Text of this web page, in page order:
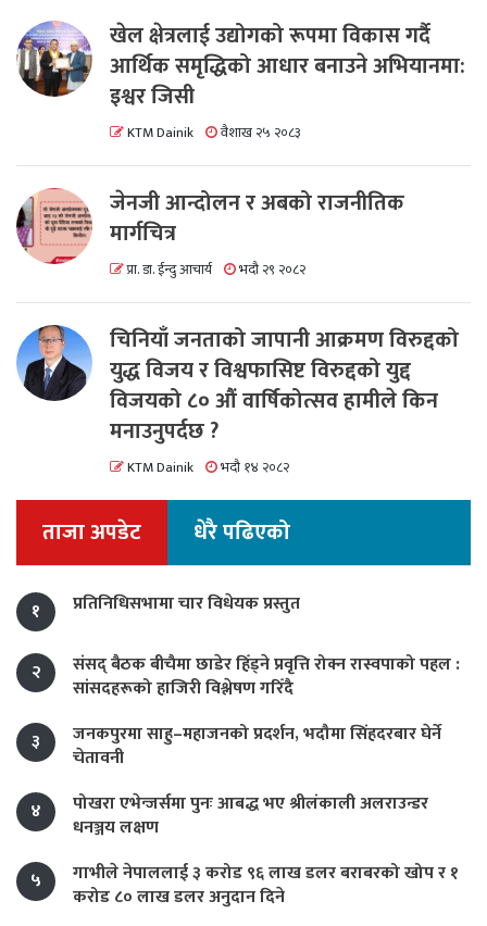
खेल क्षेत्रलाई उद्योगको रूपमा विकास गर्दै
आर्थिक समृद्धिको आधार बनाउने अभियानमा:
इश्वर जिसी
KTM Dainik वैशाख २५ २०८३
जेनजी आन्दोलन र अबको राजनीतिक
मार्गचित्र
प्रा. डा. ईन्दु आचार्य भदौ २९ २०८२
चिनियाँ जनताको जापानी आक्रमण विरुद्दको
युद्ध विजय र विश्वफासिष्ट विरुद्दको युद्द
विजयको ८० औं वार्षिकोत्सव हामीले किन
मनाउनुपर्दछ ?
KTM Dainik भदौ १४ २०८२
ताजा अपडेट धेरै पढिएको
१ प्रतिनिधिसभामा चार विधेयक प्रस्तुत
२
संसद् बैठक बीचैमा छाडेर हिँड्ने प्रवृत्ति रोक्न रास्वपाको पहल :
सांसदहरूको हाजिरी विश्लेषण गरिँदै
३
जनकपुरमा साहु–महाजनको प्रदर्शन, भदौमा सिंहदरबार घेर्ने
चेतावनी
४
पोखरा एभेन्जर्समा पुनः आबद्ध भए श्रीलंकाली अलराउन्डर
धनञ्जय लक्षण
५
गाभीले नेपाललाई ३ करोड ९६ लाख डलर बराबरको खोप र १
करोड ८० लाख डलर अनुदान दिने